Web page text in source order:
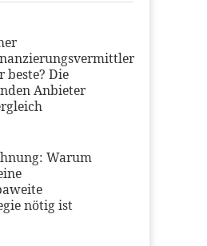
beste? Die
Anbieter
Warum
nötig ist